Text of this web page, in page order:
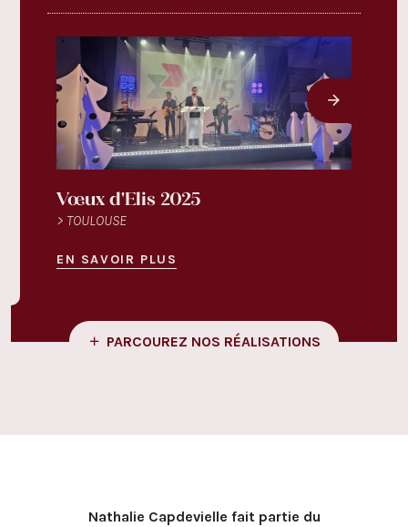
Vœux d'Elis 2025
> TOULOUSE
EN SAVOIR PLUS
PARCOUREZ NOS RÉALISATIONS
Nathalie Capdevielle fait partie du